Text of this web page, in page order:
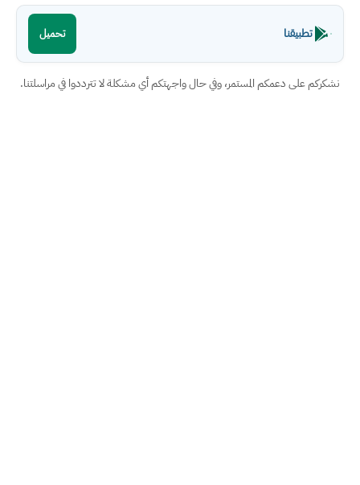
تطبيقنا تحميل
نشكركم على دعمكم المستمر، وفي حال واجهتكم أي مشكلة لا تترددوا في مراسلتنا.